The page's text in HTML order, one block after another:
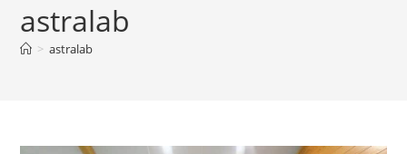
astralab
> astralab